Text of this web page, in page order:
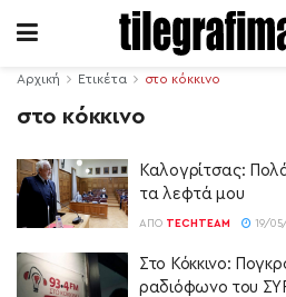
Αρχική Ετικέτα στο κόκκινο
στο κόκκινο
Καλογρίτσας:
τα λεφτά μου
ΑΠΌ TECHTEAM 19/
Στο Κόκκινο:
ραδιόφωνο του